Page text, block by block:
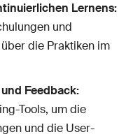
Lernens:
und
die Praktiken im
Feedback:
Tools, um die
und die User-